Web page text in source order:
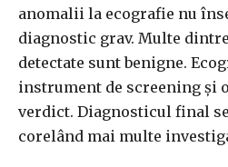
anomalii la ecografie nu
diagnostic grav. Multe
detectate sunt benigne.
instrument de screening și
verdict. Diagnosticul final
corelând mai multe